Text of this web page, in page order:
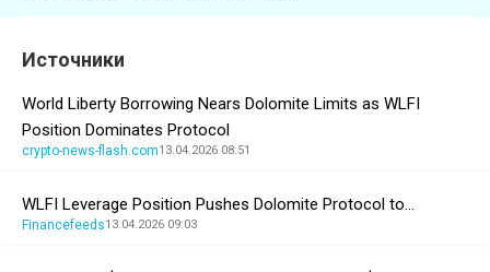
Источники
World Liberty Borrowing Nears Dolomite Limits as WLFI
Position Dominates Protocol
crypto-news-flash.com13.04.2026 08:51
WLFI Leverage Position Pushes Dolomite Protocol to…
Financefeeds13.04.2026 09:03